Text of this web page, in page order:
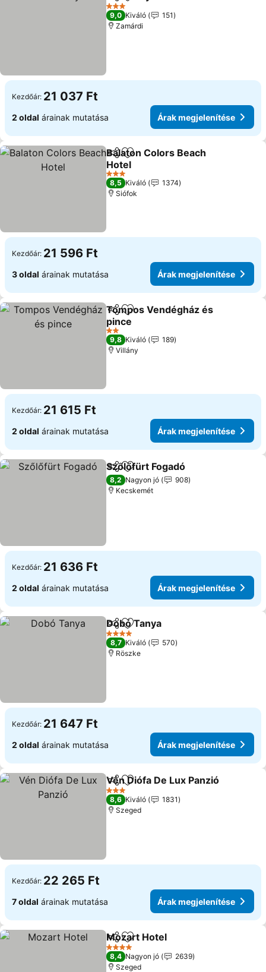
3 Kategória
9,0 Kiváló
151
Zamárdi
Kezdőár: 21 037 Ft
2 oldal árainak mutatása Árak megjelenítése
MegosztásHozzáadás a kedvencekhez
Balaton Colors Beach
Hotel
3 Kategória
8,5 Kiváló
1374
Siófok
Kezdőár: 21 596 Ft
3 oldal árainak mutatása Árak megjelenítése
Megosztás
Hozzáadás a kedvencekhez
Tompos Vendégház és
pince
2 Kategória
9,8 Kiváló
189
Villány
Kezdőár: 21 615 Ft
2 oldal árainak mutatása Árak megjelenítése
MegosztásHozzáadás a kedvencekhez
Szőlőfürt Fogadó
8,2 Nagyon jó
908
Kecskemét
Kezdőár: 21 636 Ft
2 oldal árainak mutatása Árak megjelenítése
Megosztás
Hozzáadás a kedvencekhez
Dobó Tanya
4 Kategória
8,7 Kiváló
570
Röszke
Kezdőár: 21 647 Ft
2 oldal árainak mutatása Árak megjelenítése
Megosztás
Hozzáadás a kedvencekhez
Vén Diófa De Lux Panzió
3 Kategória
8,6 Kiváló
1831
Szeged
Kezdőár: 22 265 Ft
7 oldal árainak mutatása Árak megjelenítése
Megosztás
Hozzáadás a kedvencekhez
Mozart Hotel
4 Kategória
8,4 Nagyon jó
2639
Szeged